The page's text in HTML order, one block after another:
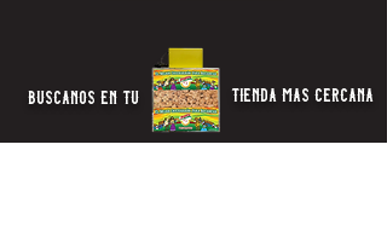
buscanos en tu tienda mas cercana